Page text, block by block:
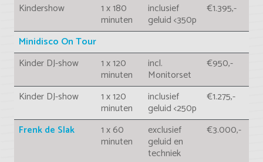
Kindershow 1 x 180
minuten
inclusief
geluid <350p
€1.395,-
Minidisco On Tour
Kinder DJ-show
1 x 120
minuten
incl.
Monitorset
€950,-
Kinder DJ-show 1 x 120
minuten
inclusief
geluid <250p
€1.275,-
Frenk de Slak 1 x 60
minuten
exclusief
geluid en
techniek
€3.000,-